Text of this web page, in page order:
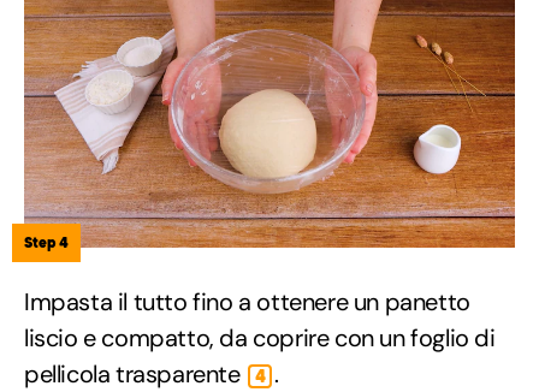
Step 4
Impasta il tutto fino a ottenere un panetto
liscio e compatto, da coprire con un foglio di
pellicola trasparente
4 .